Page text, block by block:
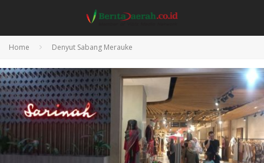
Home Denyut Sabang Merauke